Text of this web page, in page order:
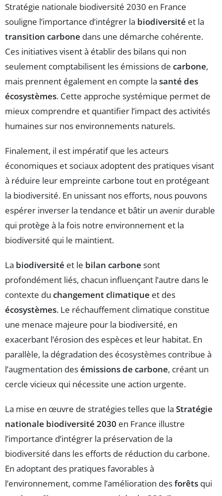
Stratégie nationale biodiversité 2030 en France
souligne l’importance d’intégrer la biodiversité et la
transition carbone dans une démarche cohérente.
Ces initiatives visent à établir des bilans qui non
seulement comptabilisent les émissions de carbone,
mais prennent également en compte la santé des
écosystèmes. Cette approche systémique permet de
mieux comprendre et quantifier l’impact des activités
humaines sur nos environnements naturels.
Finalement, il est impératif que les acteurs
économiques et sociaux adoptent des pratiques visant
à réduire leur empreinte carbone tout en protégeant
la biodiversité. En unissant nos efforts, nous pouvons
espérer inverser la tendance et bâtir un avenir durable
qui protège à la fois notre environnement et la
biodiversité qui le maintient.
La biodiversité et le bilan carbone sont
profondément liés, chacun influençant l’autre dans le
contexte du changement climatique et des
écosystèmes. Le réchauffement climatique constitue
une menace majeure pour la biodiversité, en
exacerbant l’érosion des espèces et leur habitat. En
parallèle, la dégradation des écosystèmes contribue à
l’augmentation desémissions de carbone, créant un
cercle vicieux qui nécessite une action urgente.
La mise en œuvre de stratégies telles que la Stratégie
nationale biodiversité 2030 en France illustre
l’importance d’intégrer la préservation de la
biodiversité dans les efforts de réduction du carbone.
En adoptant des pratiques favorables à
l’environnement, comme l’amélioration desforêts qui